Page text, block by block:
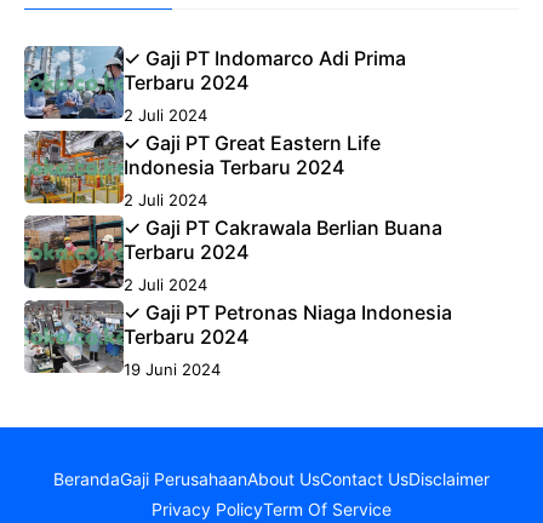
✓ Gaji PT Indomarco Adi Prima
Terbaru 2024
2 Juli 2024
✓ Gaji PT Great Eastern Life
Indonesia Terbaru 2024
2 Juli 2024
✓ Gaji PT Cakrawala Berlian Buana
Terbaru 2024
2 Juli 2024
✓ Gaji PT Petronas Niaga Indonesia
Terbaru 2024
19 Juni 2024
BerandaGaji PerusahaanAbout UsContact UsDisclaimer
Privacy PolicyTerm Of Service